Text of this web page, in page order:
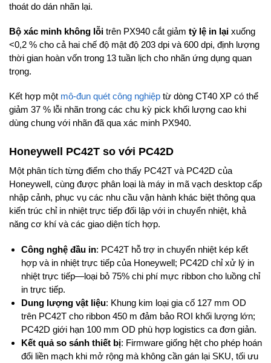
thoát do dán nhãn lại.
Bộ xác minh không lỗi trên PX940 cắt giảm tỷ lệ in lại xuống
<0,2 % cho cả hai chế độ mật độ 203 dpi và 600 dpi, định lượng
thời gian hoàn vốn trong 13 tuần lịch cho nhãn ứng dụng quan
trọng.
Kết hợp một mô-đun quét công nghiệp từ dòng CT40 XP có thể
giảm 37 % lỗi nhãn trong các chu kỳ pick khối lượng cao khi
dùng chung với nhãn đã qua xác minh PX940.
Honeywell PC42T so với PC42D
Một phân tích từng điểm cho thấy PC42T và PC42D của
Honeywell, cùng được phân loại là máy in mã vạch desktop cấp
nhập cảnh, phục vụ các nhu cầu vận hành khác biệt thông qua
kiến trúc chỉ in nhiệt trực tiếp đối lập với in chuyển nhiệt, khả
năng cơ khí và các giao diện tích hợp.
Công nghệ đầu in: PC42T hỗ trợ in chuyển nhiệt kép kết
hợp và in nhiệt trực tiếp của Honeywell; PC42D chỉ xử lý in
nhiệt trực tiếp—loại bỏ 75% chi phí mực ribbon cho luồng chỉ
in trực tiếp.
Dung lượng vật liệu: Khung kim loại gia cố 127 mm OD
trên PC42T cho ribbon 450 m đảm bảo ROI khối lượng lớn;
PC42D giới hạn 100 mm OD phù hợp logistics ca đơn giản.
Kết quả so sánh thiết bị: Firmware giống hệt cho phép hoán
đổi liền mạch khi mở rộng mà không cần gán lại SKU, tối ưu